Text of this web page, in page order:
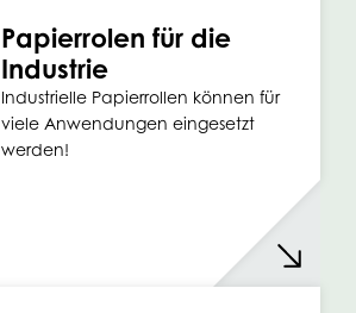
Papierrolen für die
Industrie
Industrielle Papierrollen können für
viele Anwendungen eingesetzt
werden!